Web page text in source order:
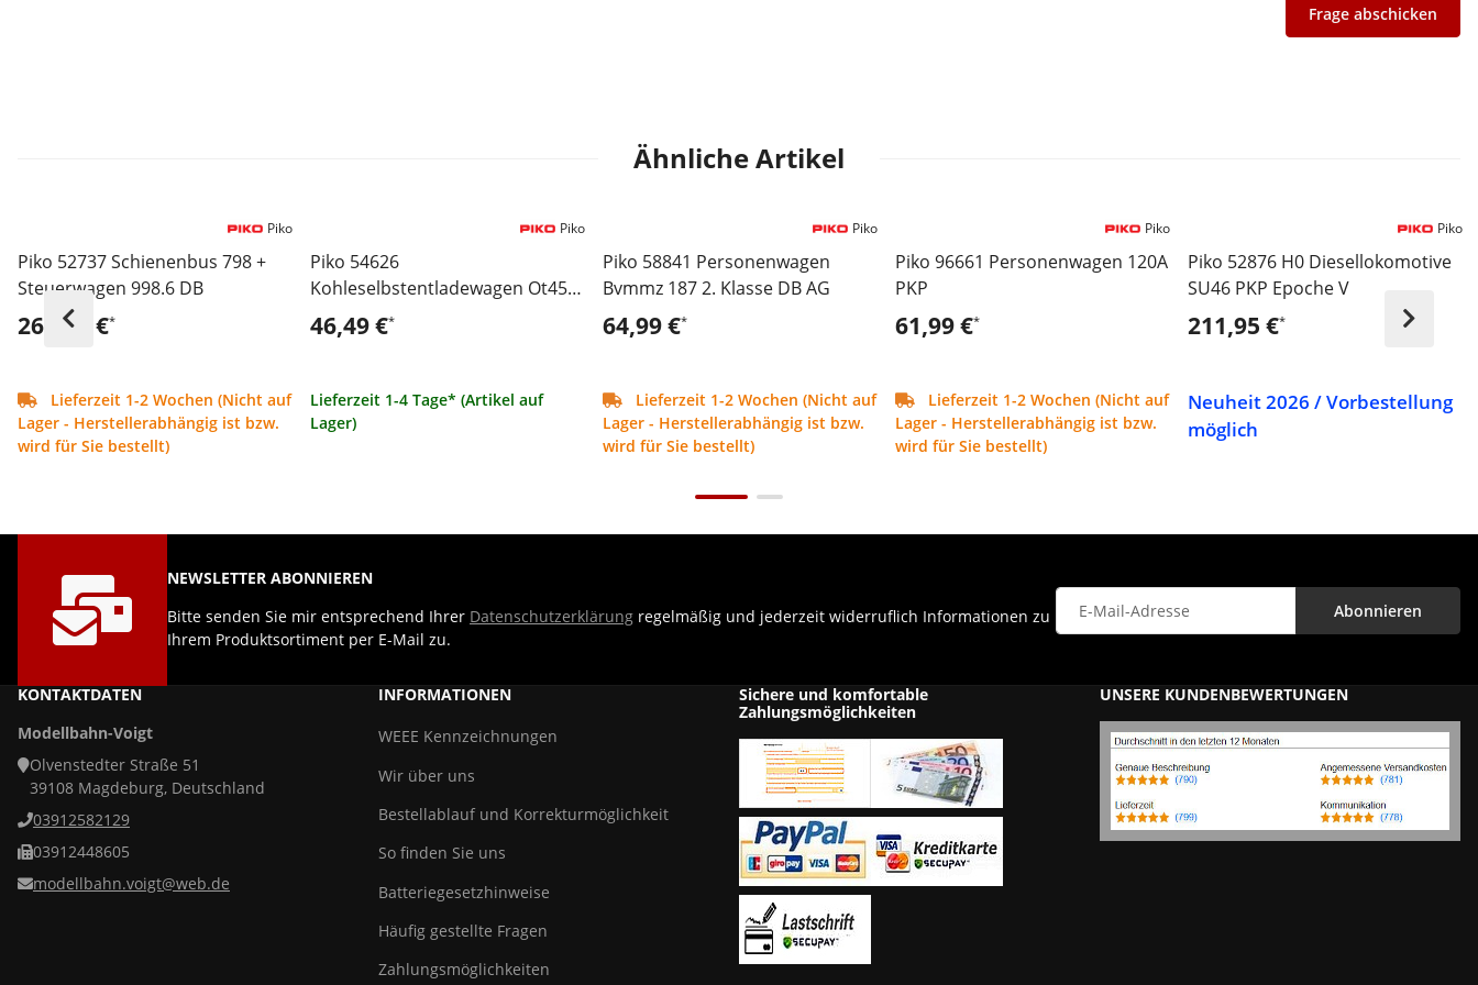
Frage abschicken
Ähnliche Artikel
Piko 52737 Schienenbus 798 +
Steuerwagen 998.6 DB
268,95 €*
Lieferzeit 1-2 Wochen (Nicht auf
Lager - Herstellerabhängig ist bzw.
wird für Sie bestellt)
Piko
Piko 54626
Kohleselbstentladewagen Ot45
DR
46,49 €*
Lieferzeit 1-4 Tage* (Artikel auf
Lager)
Piko
Piko 58841 Personenwagen
Bvmmz 187 2. Klasse DB AG
64,99 €*
Lieferzeit 1-2 Wochen (Nicht auf
Lager - Herstellerabhängig ist bzw.
wird für Sie bestellt)
Piko
Piko 96661 Personenwagen 120A
PKP
61,99 €*
Lieferzeit 1-2 Wochen (Nicht auf
Lager - Herstellerabhängig ist bzw.
wird für Sie bestellt)
Piko
Piko 52876 H0 Diesellokomotive
SU46 PKP Epoche V
211,95 €*
Neuheit 2026 / Vorbestellung
möglich
Piko
KONTAKTDATEN
Modellbahn-Voigt
Olvenstedter Straße 51
39108 Magdeburg, Deutschland
03912582129
03912448605
modellbahn.voigt@web.de
INFORMATIONEN
WEEE Kennzeichnungen
Wir über uns
Bestellablauf und Korrekturmöglichkeit
So finden Sie uns
Batteriegesetzhinweise
Häufig gestellte Fragen
Zahlungsmöglichkeiten
Sichere und komfortable
Zahlungsmöglichkeiten
UNSERE KUNDENBEWERTUNGEN
NEWSLETTER ABONNIEREN
Bitte senden Sie mir entsprechend Ihrer Datenschutzerklärung regelmäßig und jederzeit widerruflich Informationen zu
Ihrem Produktsortiment per E-Mail zu.
Abonnieren